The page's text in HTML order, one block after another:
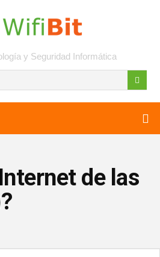
y Seguridad Informática
de las